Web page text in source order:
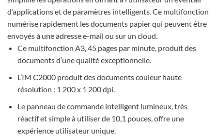
d’applications et de paramètres intelligents. Ce multifonction
numérise rapidement les documents papier qui peuvent être
envoyés à une adresse e-mail ou sur un cloud.
Ce multifonction A3, 45 pages par minute, produit des
documents d’une qualité exceptionnelle.
L’IM C2000 produit des documents couleur haute
résolution : 1 200 x 1 200 dpi.
Le panneau de commande intelligent lumineux, très
réactif et simple à utiliser de 10,1 pouces, offre une
expérience utilisateur unique.